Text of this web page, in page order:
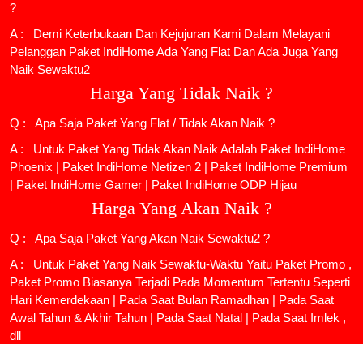
?
A : Demi Keterbukaan Dan Kejujuran Kami Dalam Melayani
Pelanggan Paket IndiHome Ada Yang Flat Dan Ada Juga Yang
Naik Sewaktu2
Harga Yang Tidak Naik ?
Q : Apa Saja Paket Yang Flat / Tidak Akan Naik ?
A : Untuk Paket Yang Tidak Akan Naik Adalah Paket IndiHome
Phoenix | Paket IndiHome Netizen 2 | Paket IndiHome Premium
| Paket IndiHome Gamer | Paket IndiHome ODP Hijau
Harga Yang Akan Naik ?
Q : Apa Saja Paket Yang Akan Naik Sewaktu2 ?
A : Untuk Paket Yang Naik Sewaktu-Waktu Yaitu Paket Promo ,
Paket Promo Biasanya Terjadi Pada Momentum Tertentu Seperti
Hari Kemerdekaan | Pada Saat Bulan Ramadhan | Pada Saat
Awal Tahun & Akhir Tahun | Pada Saat Natal | Pada Saat Imlek ,
dll